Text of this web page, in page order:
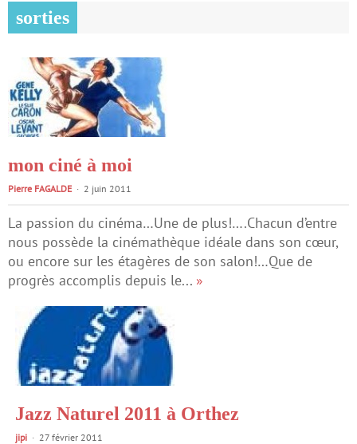
sorties
mon ciné à moi
Pierre FAGALDE 2 juin 2011
La passion du cinéma…Une de plus!….Chacun d’entre
nous possède la cinémathèque idéale dans son cœur,
ou encore sur les étagères de son salon!…Que de
progrès accomplis depuis le... »
Jazz Naturel 2011 à Orthez
jipi 27 février 2011